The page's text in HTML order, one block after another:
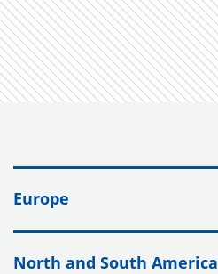
Europe
North and South America